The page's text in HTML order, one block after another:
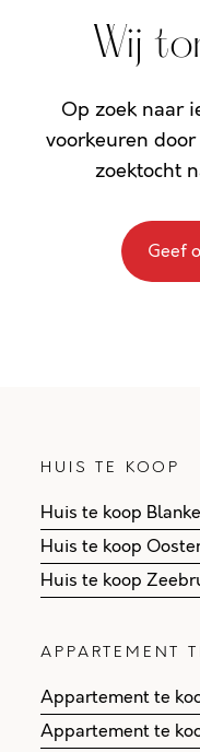
Wij
Op zoek naar
voorkeuren
zoektocht
Geef
HUIS TE KOOP
Huis te koop
Huis te koop
Huis te koop
APPARTEMENT
Appartement te
Appartement te